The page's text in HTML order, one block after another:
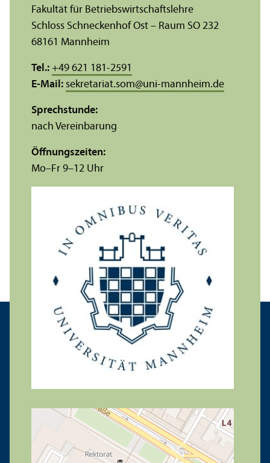
Fakultät für Betriebs­wirtschafts­lehre
Schloss Schneckenhof Ost – Raum SO 232
68161 Mannheim
Tel.: +49 621 181-2591
E-Mail: sekretariat.som@uni-mannheim.de
Sprechstunde:
nach Vereinbarung
Öffnungs­zeiten:
Mo–Fr 9–12 Uhr